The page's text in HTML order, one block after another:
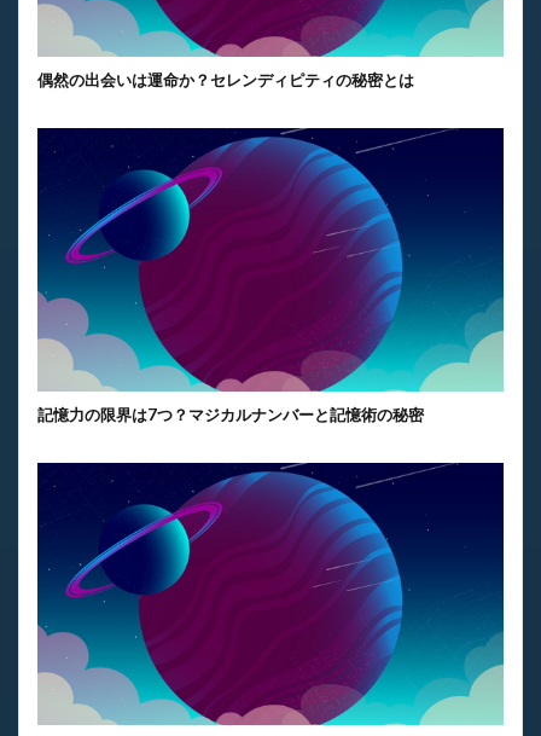
偶然の出会いは運命か？セレンディピティの秘密とは
記憶力の限界は7つ？マジカルナンバーと記憶術の秘密